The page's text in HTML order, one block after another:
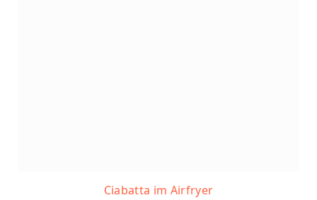
Ciabatta im Airfryer